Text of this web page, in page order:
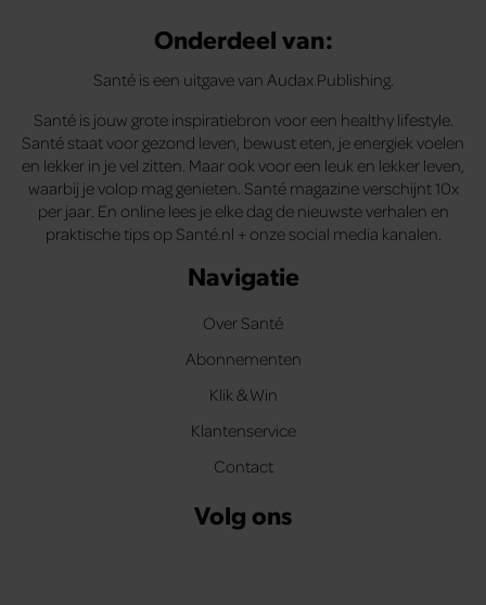
Onderdeel van:
Santé is een uitgave van Audax Publishing.
Santé is jouw grote inspiratiebron voor een healthy lifestyle.
Santé staat voor gezond leven, bewust eten, je energiek voelen
en lekker in je vel zitten. Maar ook voor een leuk en lekker leven,
waarbij je volop mag genieten. Santé magazine verschijnt 10x
per jaar. En online lees je elke dag de nieuwste verhalen en
praktische tips op Santé.nl + onze social media kanalen.
Navigatie
Over Santé
Abonnementen
Klik & Win
Klantenservice
Contact
Volg ons